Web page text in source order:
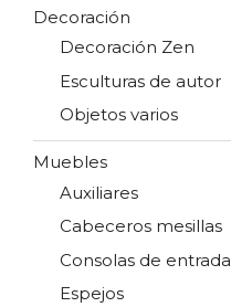
Decoración
Decoración Zen
Esculturas de autor
Objetos varios
Muebles
Auxiliares
Cabeceros mesillas
Consolas de entrada
Espejos